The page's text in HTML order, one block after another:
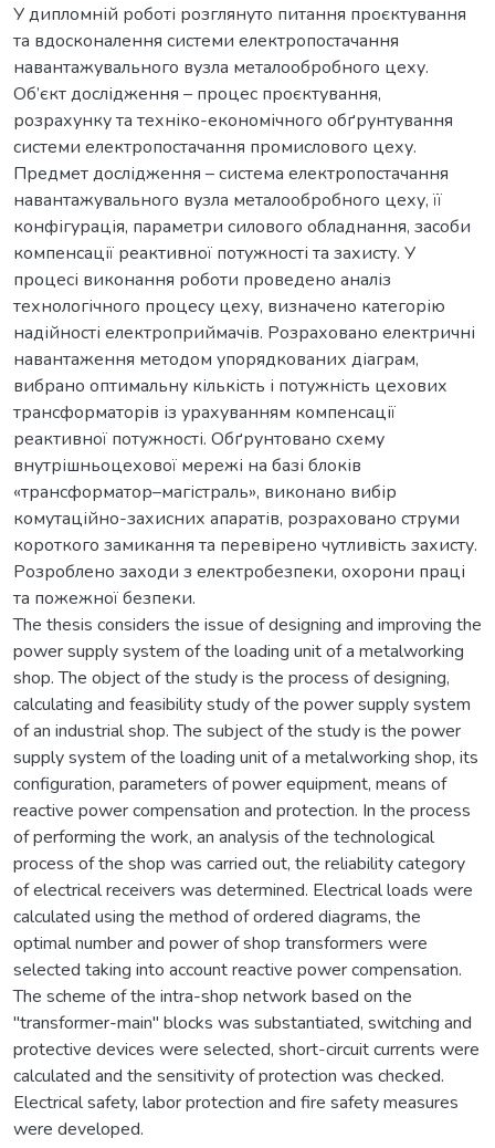
У дипломній роботі розглянуто питання проєктування
та вдосконалення системи електропостачання
навантажувального вузла металообробного цеху.
Об’єкт дослідження – процес проєктування,
розрахунку та техніко-економічного обґрунтування
системи електропостачання промислового цеху.
Предмет дослідження – система електропостачання
навантажувального вузла металообробного цеху, її
конфігурація, параметри силового обладнання, засоби
компенсації реактивної потужності та захисту. У
процесі виконання роботи проведено аналіз
технологічного процесу цеху, визначено категорію
надійності електроприймачів. Розраховано електричні
навантаження методом упорядкованих діаграм,
вибрано оптимальну кількість і потужність цехових
трансформаторів із урахуванням компенсації
реактивної потужності. Обґрунтовано схему
внутрішньоцехової мережі на базі блоків
«трансформатор–магістраль», виконано вибір
комутаційно-захисних апаратів, розраховано струми
короткого замикання та перевірено чутливість захисту.
Розроблено заходи з електробезпеки, охорони праці
та пожежної безпеки.
The thesis considers the issue of designing and improving the
power supply system of the loading unit of a metalworking
shop. The object of the study is the process of designing,
calculating and feasibility study of the power supply system
of an industrial shop. The subject of the study is the power
supply system of the loading unit of a metalworking shop, its
configuration, parameters of power equipment, means of
reactive power compensation and protection. In the process
of performing the work, an analysis of the technological
process of the shop was carried out, the reliability category
of electrical receivers was determined. Electrical loads were
calculated using the method of ordered diagrams, the
optimal number and power of shop transformers were
selected taking into account reactive power compensation.
The scheme of the intra-shop network based on the
"transformer-main" blocks was substantiated, switching and
protective devices were selected, short-circuit currents were
calculated and the sensitivity of protection was checked.
Electrical safety, labor protection and fire safety measures
were developed.